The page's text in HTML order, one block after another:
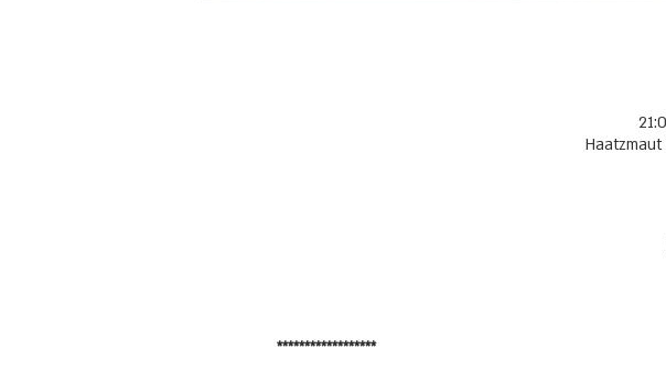
******************